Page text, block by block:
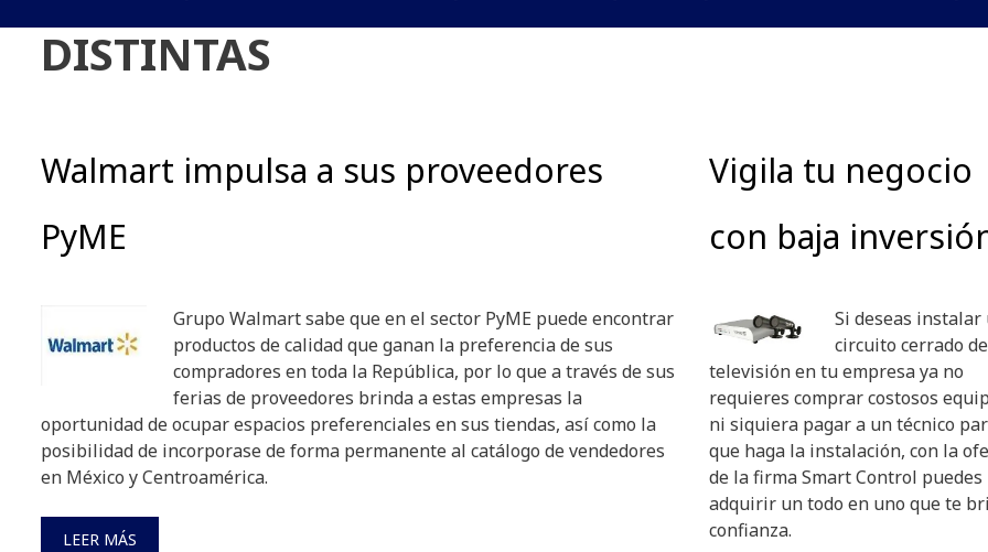
DISTINTAS
Walmart impulsa a sus proveedores
PyME
Grupo Walmart sabe que en el sector PyME puede encontrar
productos de calidad que ganan la preferencia de sus
compradores en toda la República, por lo que a través de sus
ferias de proveedores brinda a estas empresas la
oportunidad de ocupar espacios preferenciales en sus tiendas, así como la
posibilidad de incorporase de forma permanente al catálogo de vendedores
en México y Centroamérica.
LEER MÁS
Vigila tu negocio
con baja
Si deseas instalar
circuito cerrado de
televisión en tu empresa ya no
requieres comprar costosos
ni siquiera pagar a un técnico
que haga la instalación, con la
de la firma Smart Control puedes
adquirir un todo en uno que te
confianza.